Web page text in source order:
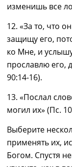
изменишь все
12. «За то, что
защищу его,
ко Мне, и
прославлю его,
90:14-16).
13. «Послал
могил их» (Пс.
Выберите
применять их,
Богом. Спустя